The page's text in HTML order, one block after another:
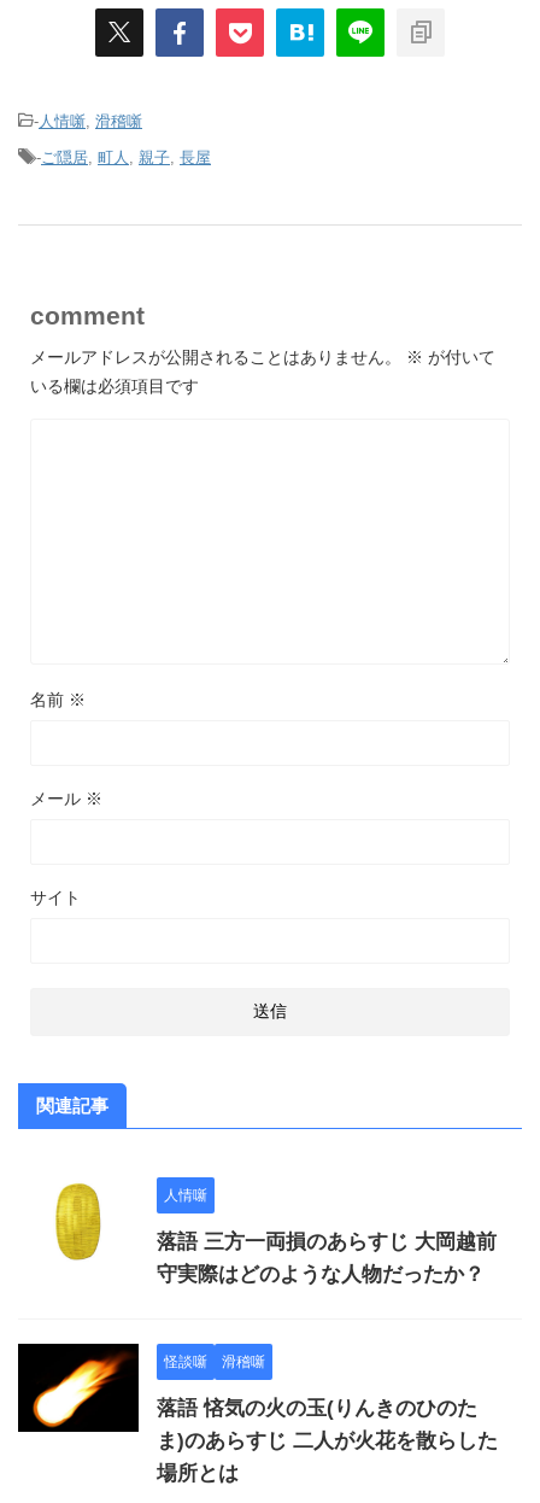
-人情噺, 滑稽噺
-ご隠居, 町人 , 親子, 長屋
comment
メールアドレスが公開されることはありません。 ※ が付いて
いる欄は必須項目です
名前 ※
メール ※
サイト
関連記事
人情噺
落語 三方一両損のあらすじ 大岡越前
守実際はどのような人物だったか？
怪談噺 滑稽噺
落語 悋気の火の玉(りんきのひのた
ま)のあらすじ 二人が火花を散らした
場所とは